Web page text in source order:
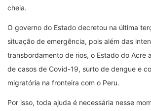
cheia.
O governo do Estado decretou na última
situação de emergência, pois além das
transbordamento de rios, o Estado do Acre
de casos de Covid-19, surto de dengue e
migratória na fronteira com o Peru.
Por isso, toda ajuda é necessária nesse